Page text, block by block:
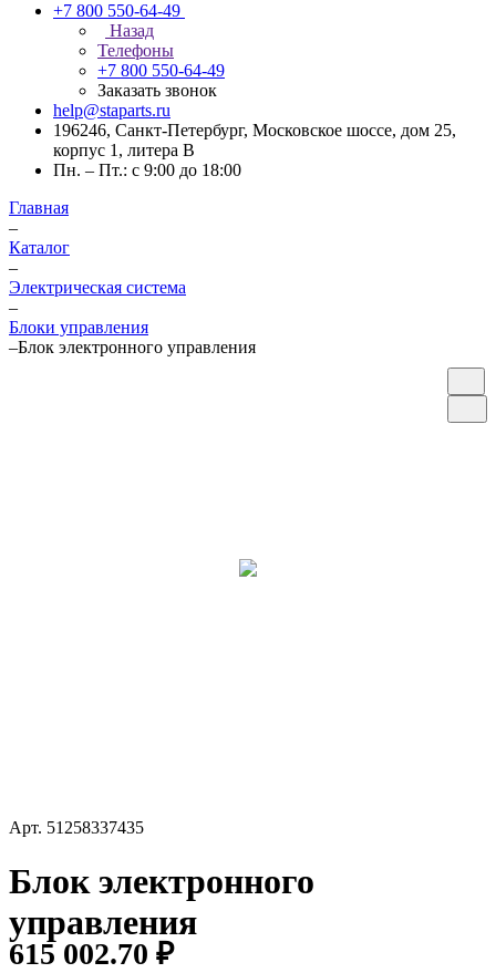
+7 800 550-64-49
Назад
Телефоны
+7 800 550-64-49
Заказать звонок
help@staparts.ru
196246, Санкт-Петербург, Московское шоссе, дом 25,
корпус 1, литера В
Пн. – Пт.: с 9:00 до 18:00
Главная
–
Каталог
–
Электрическая система
–
Блоки управления
–Блок электронного управления
Арт. 51258337435
Блок электронного
управления
615 002.70 ₽